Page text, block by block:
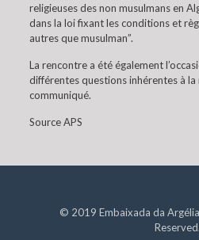
religieuses des non musulmans en
dans la loi fixant les conditions et
autres que musulman”.
La rencontre a été également
différentes questions inhérentes à la
communiqué.
Source APS
© 2019 Embaixada da
Reserved.